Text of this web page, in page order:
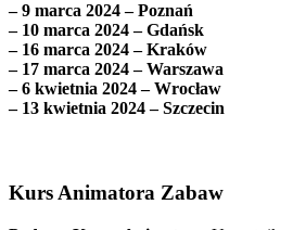
– 9 marca 2024 – Poznań
– 10 marca 2024 – Gdańsk
– 16 marca 2024 – Kraków
– 17 marca 2024 – Warszawa
– 6 kwietnia 2024 – Wrocław
– 13 kwietnia 2024 – Szczecin
Kurs Animatora Zabaw